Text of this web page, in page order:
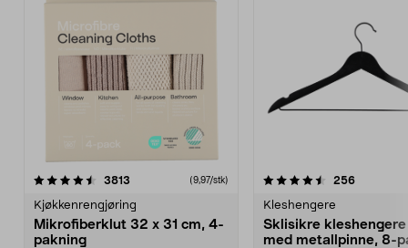
3813 anmeldelser(9,97/stk)
Kjøkkenrengjøring
Mikrofiberklut 32 x 31 cm, 4-
pakning
4.5av 5 stjerner 256
Kleshengere
Sklisikre
med metallpinne, 8-
4.5av 5 stjerner